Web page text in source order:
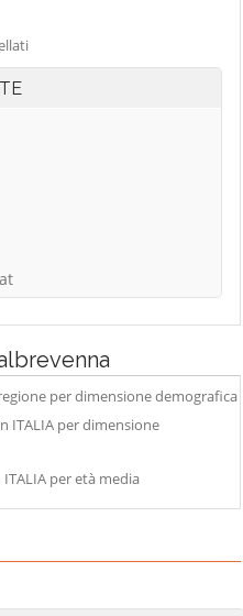
per dimensione demografica
ITALIA per dimensione
per età media